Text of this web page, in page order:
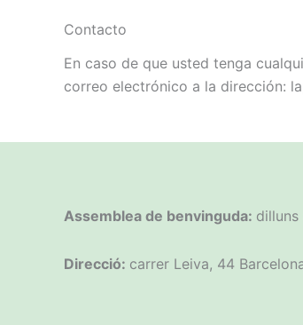
Contacto
En caso de que usted tenga
correo electrónico a la dirección:
Assemblea de benvinguda: dilluns
Direcció: carrer Leiva, 44